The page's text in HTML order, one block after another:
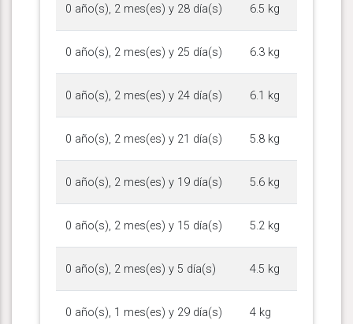
0 año(s), 2 mes(es) y 28 día(s) 6.5 kg
0 año(s), 2 mes(es) y 25 día(s) 6.3 kg
0 año(s), 2 mes(es) y 24 día(s) 6.1 kg
0 año(s), 2 mes(es) y 21 día(s) 5.8 kg
0 año(s), 2 mes(es) y 19 día(s) 5.6 kg
0 año(s), 2 mes(es) y 15 día(s) 5.2 kg
0 año(s), 2 mes(es) y 5 día(s) 4.5 kg
0 año(s), 1 mes(es) y 29 día(s) 4 kg